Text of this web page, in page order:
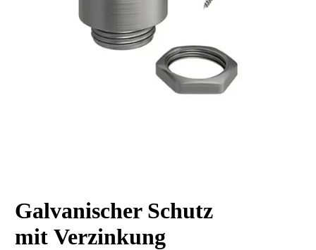
Galvanischer Schutz
mitVerzinkung